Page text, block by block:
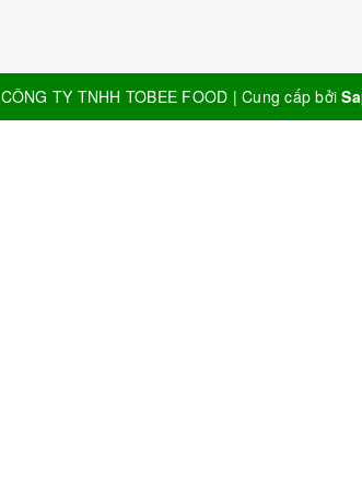
CÔNG TY TNHH TOBEE FOOD | Cung cấp bởi